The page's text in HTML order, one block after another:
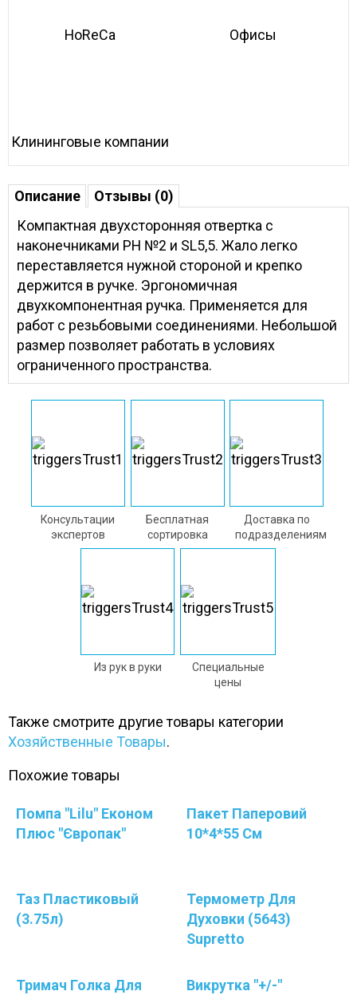
HoReCa Офисы
Клининговые компании
Описание
Отзывы (0)
Компактная двухсторонняя отвертка с
наконечниками PH №2 и SL5,5. Жало легко
переставляется нужной стороной и крепко
держится в ручке. Эргономичная
двухкомпонентная ручка. Применяется для
работ с резьбовыми соединениями. Небольшой
размер позволяет работать в условиях
ограниченного пространства.
Консультации
экспертов
Бесплатная
сортировка
Доставка по
подразделениям
Из рук в руки
Специальные
цены
Также смотрите другие товары категории
Хозяйственные Товары.
Похожие товары
Помпа "Lilu" Економ
Плюс "Європак"
Пакет Паперовий
10*4*55 См
Таз Пластиковый
(3.75л)
Термометр Для
Духовки (5643)
Supretto
Тримач Голка Для
Викрутка "+/-"